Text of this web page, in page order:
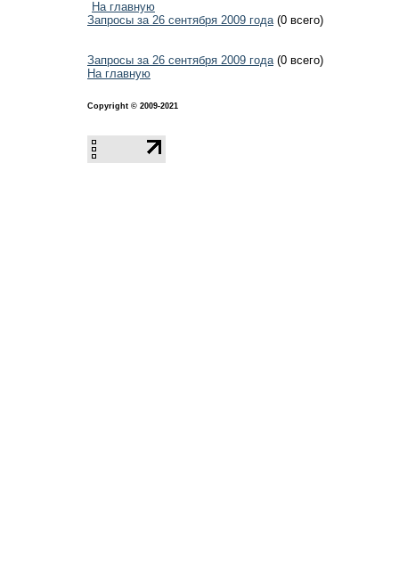
На главную
Запросы за 26 сентября 2009 года(0 всего)
Запросы за 26 сентября 2009 года(0 всего)
На главную
Copyright © 2009-2021